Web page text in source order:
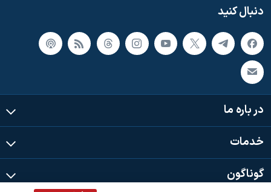
دنبال کنید
در باره ما
خدمات
گوناگون